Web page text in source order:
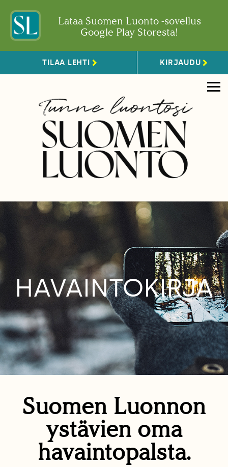
Lataa Suomen Luonto -sovellus
Google Play Storesta!
TILAA LEHTI KIRJAUDU
HAVAINTOKIRJA
Suomen Luonnon
ystävien oma
havaintopalsta.